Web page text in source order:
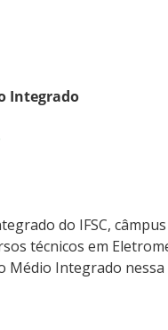
Integrado
do IFSC,
técnicos em
Médio Integrado